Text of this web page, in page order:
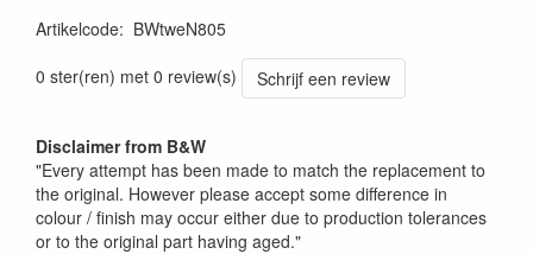
Artikelcode: BWtweN805
0 ster(ren) met 0 review(s)
Schrijf een review
Disclaimer from B&W
"Every attempt has been made to match the replacement to
the original. However please accept some difference in
colour / finish may occur either due to production tolerances
or to the original part having aged."